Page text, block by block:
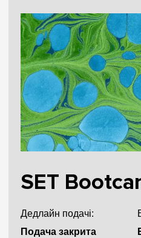
SET
Дедлайн подачі:
Подача закрита